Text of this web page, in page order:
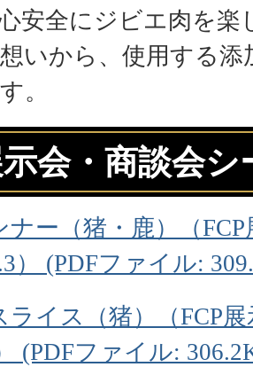
安全にジビエ肉を
いから、使用する添
。
会・商談会シ
ナー（猪・鹿）（
） (PDFファイル:
ライス（猪）（FCP
(PDFファイル: